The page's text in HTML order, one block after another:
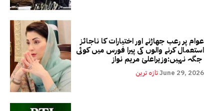
عوام پر رعب جھاڑنے اور اختیارات کا ناجائز
استعمال کرنے والوں کی پیرا فورس میں کوئی
تازہ ترینJune 29, 2026